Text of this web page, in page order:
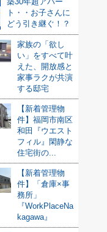
ト・・お子さんに
どう引き継ぐ！？
家族の「欲し
い」をすべて叶
えた、開放感と
家事ラクが共演
する邸宅
【新着管理物
件】福岡市南区
和田『ウエスト
フィル』閑静な
住宅街の...
【新着管理物
件】「倉庫×事
務所」
『WorkPlaceNa
kagawa』